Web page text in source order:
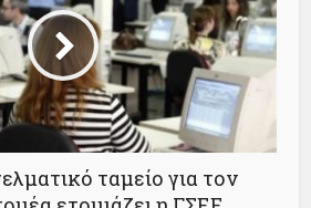
ταμείο για τον